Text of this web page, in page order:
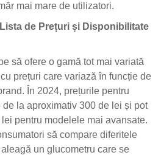
mai mare de utilizatori.
de Prețuri și Disponibilitate
să ofere o gamă tot mai variată
prețuri care variază în funcție de
În 2024, prețurile pentru
la aproximativ 300 de lei și pot
pentru modelele mai avansate.
să compare diferitele
un glucometru care se